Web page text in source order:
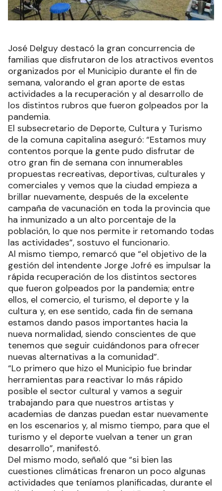
José Delguy destacó la gran concurrencia de
familias que disfrutaron de los atractivos eventos
organizados por el Municipio durante el fin de
semana, valorando el gran aporte de estas
actividades a la recuperación y al desarrollo de
los distintos rubros que fueron golpeados por la
pandemia.
El subsecretario de Deporte, Cultura y Turismo
de la comuna capitalina aseguró: “Estamos muy
contentos porque la gente pudo disfrutar de
otro gran fin de semana con innumerables
propuestas recreativas, deportivas, culturales y
comerciales y vemos que la ciudad empieza a
brillar nuevamente, después de la excelente
campaña de vacunación en toda la provincia que
ha inmunizado a un alto porcentaje de la
población, lo que nos permite ir retomando todas
las actividades”, sostuvo el funcionario.
Al mismo tiempo, remarcó que “el objetivo de la
gestión del intendente Jorge Jofré es impulsar la
rápida recuperación de los distintos sectores
que fueron golpeados por la pandemia; entre
ellos, el comercio, el turismo, el deporte y la
cultura y, en ese sentido, cada fin de semana
estamos dando pasos importantes hacia la
nueva normalidad, siendo conscientes de que
tenemos que seguir cuidándonos para ofrecer
nuevas alternativas a la comunidad”.
“Lo primero que hizo el Municipio fue brindar
herramientas para reactivar lo más rápido
posible el sector cultural y vamos a seguir
trabajando para que nuestros artistas y
academias de danzas puedan estar nuevamente
en los escenarios y, al mismo tiempo, para que el
turismo y el deporte vuelvan a tener un gran
desarrollo”, manifestó.
Del mismo modo, señaló que “si bien las
cuestiones climáticas frenaron un poco algunas
actividades que teníamos planificadas, durante el